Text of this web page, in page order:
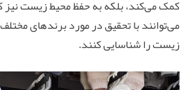
کمک می‌کند، بلکه به حفظ محیط زیست
می‌توانند با تحقیق در مورد برندهای
زیست را شناسایی کنند.